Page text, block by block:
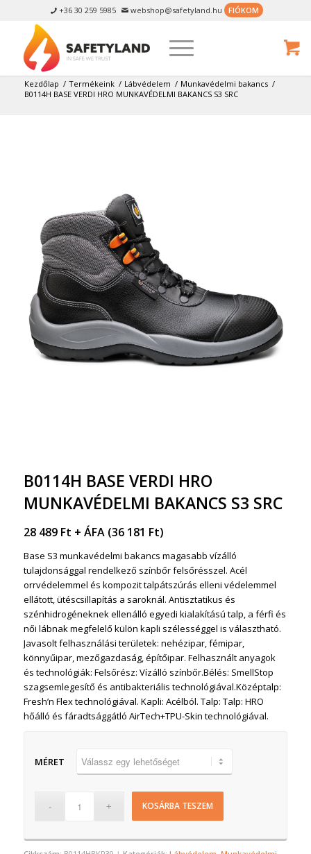
 +36 30 259 5985  webshop@safetyland.hu FIÓKOM
Kezdőlap / Termékeink / Lábvédelem / Munkavédelmi bakancs /
B0114H BASE VERDI HRO MUNKAVÉDELMI BAKANCS S3 SRC
B0114H BASE VERDI HRO
MUNKAVÉDELMI BAKANCS S3 SRC
28 489 Ft + ÁFA (36 181 Ft)
Base S3 munkavédelmi bakancs magasabb vízálló
tulajdonsággal rendelkező színbőr felsőrésszel. Acél
orrvédelemmel és kompozit talpátszúrás elleni védelemmel
ellátott, ütéscsillapítás a saroknál. Antisztatikus és
szénhidrogéneknek ellenálló egyedi kialakítású talp, a férfi és
női lábnak megfelelő külön kapli szélességgel is választható.
Javasolt felhasználási területek: nehézipar, fémipar,
könnyűipar, mezőgazdaság, építőipar. Felhasznált anyagok
és technológiák: Felsőrész: Vízálló színbőr.Bélés: SmellStop
szagsemlegesítő és antibakteriális technológiával.Középtalp:
Fresh’n Flex technológiával. Kapli: Acélból. Talp: Talp: HRO
hőálló és fáradtsággátló AirTech+TPU-Skin technológiával.
MÉRET
KOSÁRBA TESZEM